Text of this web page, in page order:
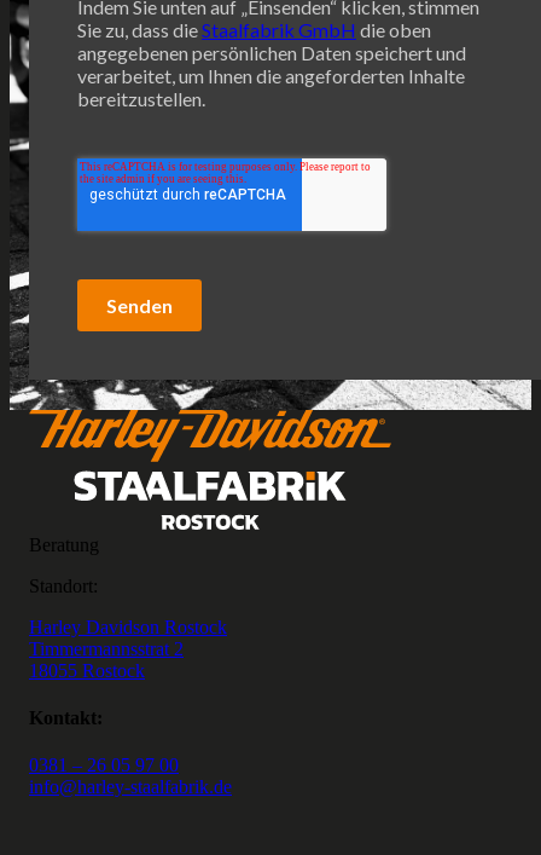
Indem Sie unten auf „Einsenden“ klicken, stimmen
Sie zu, dass dieStaalfabrik GmbH die oben
angegebenen persönlichen Daten speichert und
verarbeitet, um Ihnen die angeforderten Inhalte
bereitzustellen.
Senden
Beratung
Standort:
Harley Davidson Rostock
Timmermannsstrat 2
18055 Rostock
Kontakt:
0381 – 26 05 97 00
info@harley-staalfabrik.de